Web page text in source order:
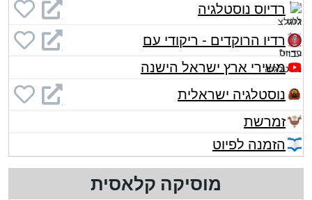
רדיוס נוסטלגיה
רדיו הרוקדים - ריקודי עם
משירי ארץ ישראל הישנה
נוסטלגיה ישראלית
זמרשת
הזמנה לפיוט
מוסיקה קלאסית